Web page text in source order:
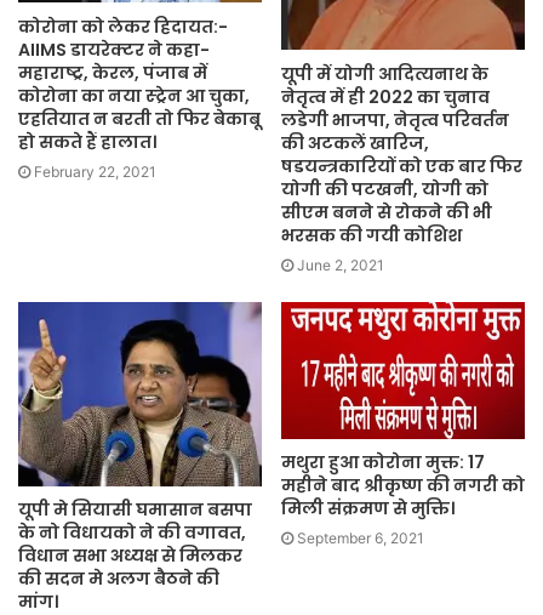
कोरोना को लेकर हिदायत:-
AIIMS डायरेक्टर ने कहा-
महाराष्ट्र, केरल, पंजाब में
कोरोना का नया स्ट्रेन आ चुका,
एहतियात न बरती तो फिर बेकाबू
हो सकते हैं हालात।
February 22, 2021
यूपी में योगी आदित्यनाथ के
नेतृत्व में ही 2022 का चुनाव
लडेगी भाजपा, नेतृत्व परिवर्तन
की अटकलें खारिज,
षडयन्त्रकारियों को एक बार फिर
योगी की पटखनी, योगी को
सीएम बनने से रोकने की भी
भरसक की गयी कोशिश
June 2, 2021
यूपी मे सियासी घमासान बसपा
के नो विधायको ने की वगावत,
विधान सभा अध्यक्ष से मिलकर
की सदन मे अलग बैठने की
मांग।
मथुरा हुआ कोरोना मुक्त: 17
महीने बाद श्रीकृष्ण की नगरी को
मिली संक्रमण से मुक्ति।
September 6, 2021